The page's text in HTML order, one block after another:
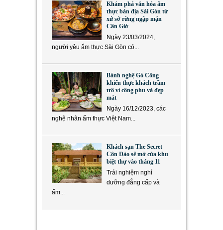
Khám phá văn hóa ẩm
thực bản địa Sài Gòn từ
xứ sở rừng ngập mặn
Cần Giờ
Ngày 23/03/2024,
người yêu ẩm thực Sài Gòn có...
Bánh nghệ Gò Công
khiến thực khách trầm
trồ vì công phu và đẹp
mắt
Ngày 16/12/2023, các
nghệ nhân ẩm thực Việt Nam...
Khách sạn The Secret
Côn Đảo sẽ mở cửa khu
biệt thự vào tháng 11
Trải nghiệm nghỉ
dưỡng đẳng cấp và
ẩm...